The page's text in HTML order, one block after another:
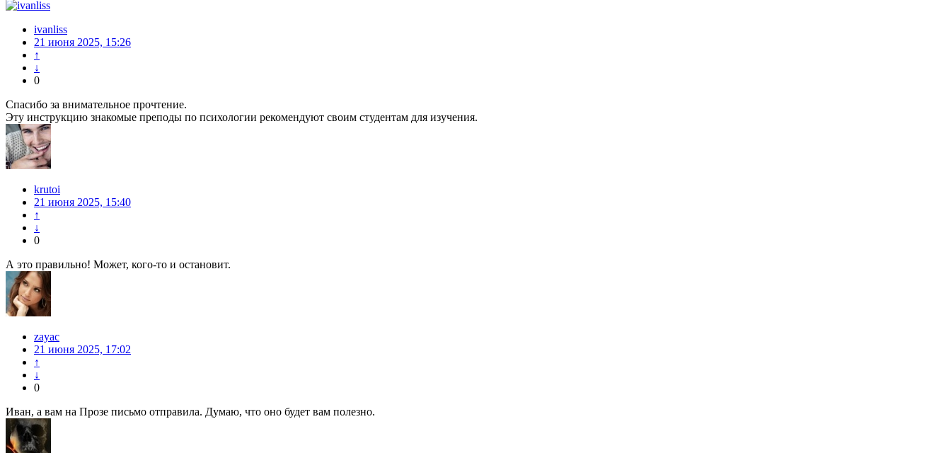
ivanliss
21 июня 2025, 15:26
↑
↓
0
Спасибо за внимательное прочтение.
Эту инструкцию знакомые преподы по психологии рекомендуют своим студентам для изучения.
krutoi
21 июня 2025, 15:40
↑
↓
0
А это правильно! Может, кого-то и остановит.
zayac
21 июня 2025, 17:02
↑
↓
0
Иван, а вам на Прозе письмо отправила. Думаю, что оно будет вам полезно.